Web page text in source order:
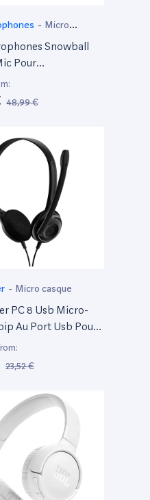
- Micro
Snowball
Pour
Et La Lecture
Sur PC Et Mac,
Condensateur
Blanc
48,99 €
- Micro casque
PC 8 Usb Micro-
Au Port Usb Pour
23,52 €